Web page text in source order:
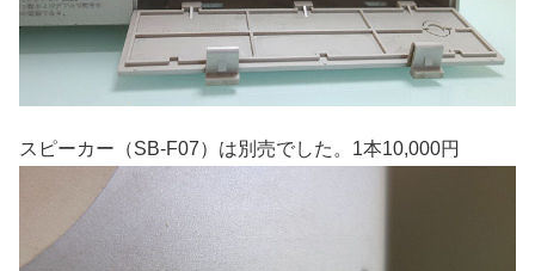
スピーカー（SB-F07）は別売でした。1本10,000円